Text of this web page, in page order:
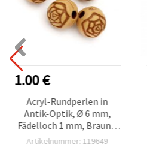
1.00 €
Acryl-Rundperlen in
Antik-Optik, Ø 6 mm,
Fädelloch 1 mm, Braun –
50 g (ca. 430 Stück)
Artikelnummer: 119649